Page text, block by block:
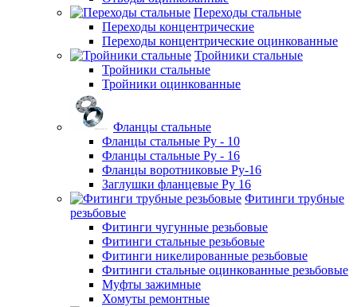
Переходы стальные
Переходы концентрические
Переходы концентрические оцинкованные
Тройники стальные
Тройники стальные
Тройники оцинкованные
Фланцы стальные
Фланцы стальные Ру - 10
Фланцы стальные Ру - 16
Фланцы воротниковые Ру-16
Заглушки фланцевые Ру 16
Фитинги трубные
резьбовые
Фитинги чугунные резьбовые
Фитинги стальные резьбовые
Фитинги никелированные резьбовые
Фитинги стальные оцинкованные резьбовые
Муфты зажимные
Хомуты ремонтные